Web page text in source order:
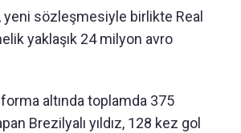
yeni sözleşmesiyle birlikte Real
yaklaşık 24 milyon avro
altında toplamda 375
Brezilyalı yıldız, 128 kez gol